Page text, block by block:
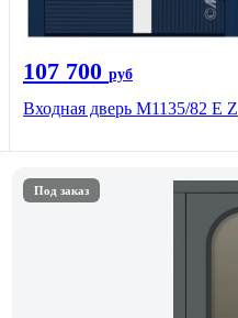
107 700 руб
Входная дверь М1135/82 Е Z
Под заказ